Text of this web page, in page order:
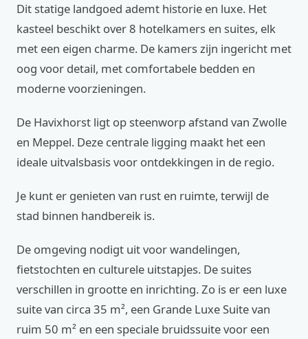
Dit statige landgoed ademt historie en luxe. Het
kasteel beschikt over 8 hotelkamers en suites, elk
met een eigen charme. De kamers zijn ingericht met
oog voor detail, met comfortabele bedden en
moderne voorzieningen.
De Havixhorst ligt op steenworp afstand van Zwolle
en Meppel. Deze centrale ligging maakt het een
ideale uitvalsbasis voor ontdekkingen in de regio.
Je kunt er genieten van rust en ruimte, terwijl de
stad binnen handbereik is.
De omgeving nodigt uit voor wandelingen,
fietstochten en culturele uitstapjes. De suites
verschillen in grootte en inrichting. Zo is er een luxe
suite van circa 35 m², een Grande Luxe Suite van
ruim 50 m² en een speciale bruidssuite voor een